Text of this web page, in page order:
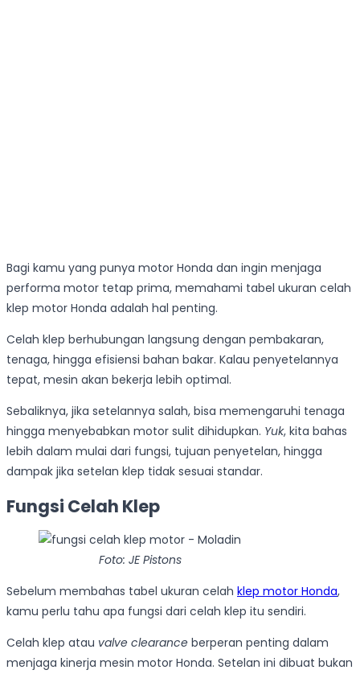
Bagi kamu yang punya motor Honda dan ingin menjaga
performa motor tetap prima, memahami tabel ukuran celah
klep motor Honda adalah hal penting.
Celah klep berhubungan langsung dengan pembakaran,
tenaga, hingga efisiensi bahan bakar. Kalau penyetelannya
tepat, mesin akan bekerja lebih optimal.
Sebaliknya, jika setelannya salah, bisa memengaruhi tenaga
hingga menyebabkan motor sulit dihidupkan. Yuk, kita bahas
lebih dalam mulai dari fungsi, tujuan penyetelan, hingga
dampak jika setelan klep tidak sesuai standar.
Fungsi Celah Klep
Foto: JE Pistons
Sebelum membahas tabel ukuran celah klep motor Honda,
kamu perlu tahu apa fungsi dari celah klep itu sendiri.
Celah klep atau valve clearance berperan penting dalam
menjaga kinerja mesin motor Honda. Setelan ini dibuat bukan